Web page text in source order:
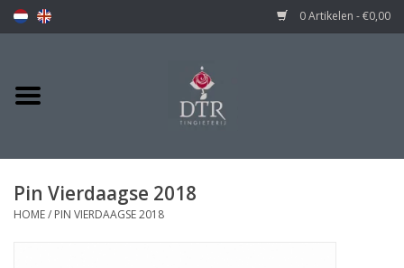
0 Artikelen - €0,00
Pin Vierdaagse 2018
HOME/ PIN VIERDAAGSE 2018